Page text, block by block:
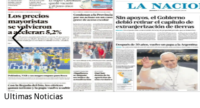
Ultimas Noticias